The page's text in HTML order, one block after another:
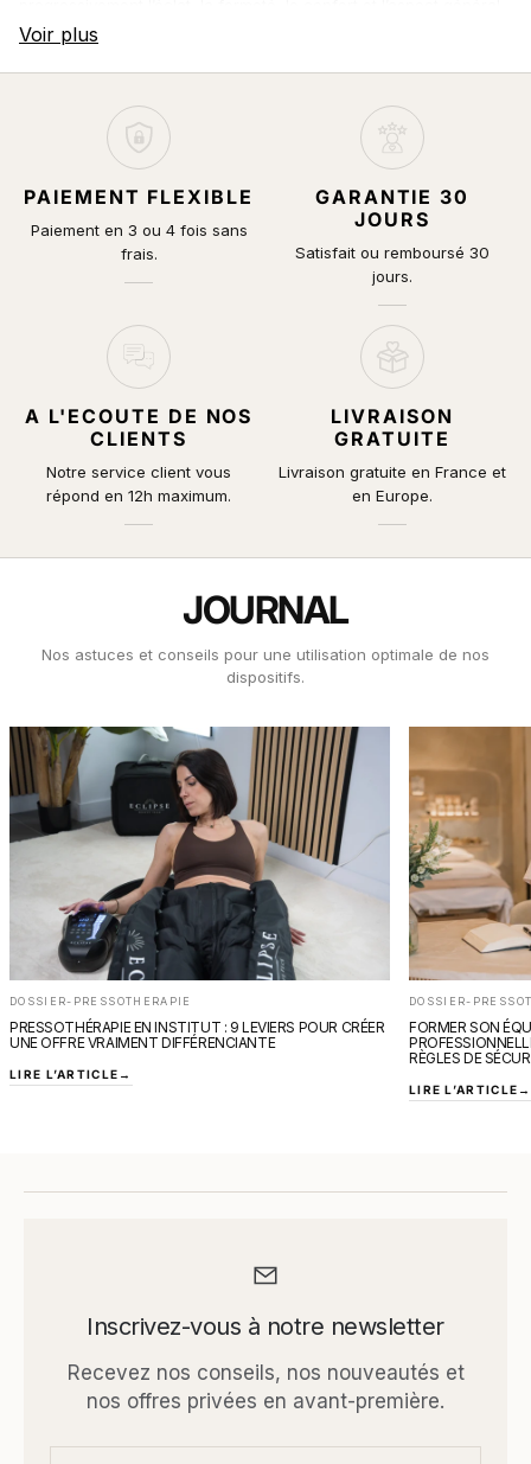
de la peau.
PAIEMENT FLEXIBLE
Paiement en 3 ou 4 fois sans
frais.
GARANTIE 30
JOURS
Satisfait ou remboursé 30
jours.
A L'ECOUTE DE NOS
CLIENTS
Notre service client vous
répond en 12h maximum.
LIVRAISON
GRATUITE
Livraison gratuite en France et
en Europe.
JOURNAL
Nos astuces et conseils pour une utilisation optimale de nos
dispositifs.
DOSSIER-PRESSOTHERAPIE
PRESSOTHÉRAPIE EN INSTITUT : 9 LEVIERS POUR CRÉER
UNE OFFRE VRAIMENT DIFFÉRENCIANTE
LIRE L’ARTICLE →
DOSSIER-
FORMER SON
RÈGLES DE
LIRE L’ARTICLE →
Inscrivez-vous à notre newsletter
Recevez nos conseils, nos nouveautés et
nos offres privées en avant-première.